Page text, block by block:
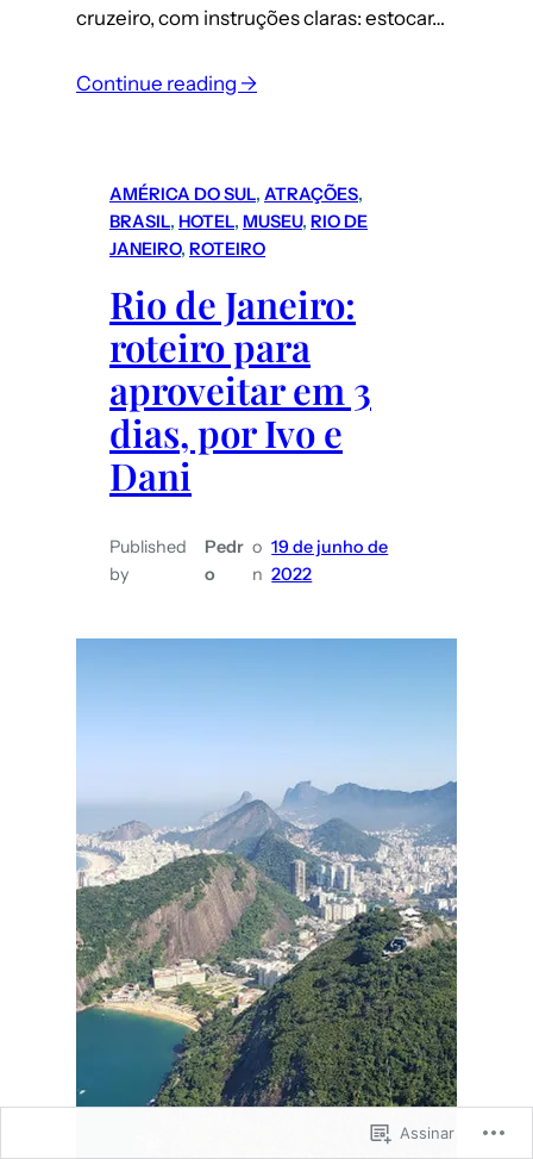
cruzeiro, com instruções claras: estocar…
Continue reading →
AMÉRICA DO SUL, ATRAÇÕES
BRASIL, HOTEL, MUSEU, RIO DE
JANEIRO, ROTEIRO
Rio de Janeiro:
roteiro para
aproveitar em 3
dias, por Ivo e
Dani
Published
by
Pedr
o
o
n
19 de junho de
2022
Assinar